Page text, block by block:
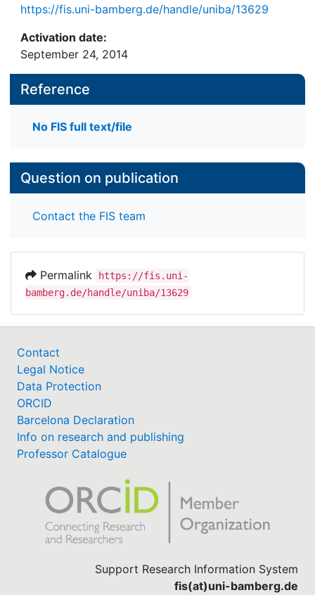
https://fis.uni-bamberg.de/handle/uniba/13629
Activation date:
September 24, 2014
Reference
No FIS full text/file
Question on publication
Contact the FIS team
Permalink
https://fis.uni-
bamberg.de/handle/uniba/13629
Contact
Legal Notice
Data Protection
ORCID
Barcelona Declaration
Info on research and publishing
Professor Catalogue
Support Research Information System
fis(at)uni-bamberg.de